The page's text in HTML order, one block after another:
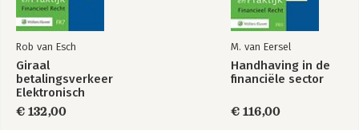
Rob van Esch
Giraal
betalingsverkeer
Elektronisch
betalingsverkeer
€ 132,00
M. van Eersel
Handhaving in de
financiële sector
€ 116,00